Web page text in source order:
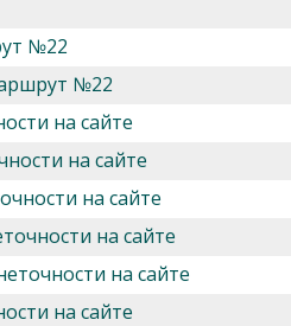
№22
№22
на сайте
на сайте
на сайте
на сайте
на сайте
на сайте